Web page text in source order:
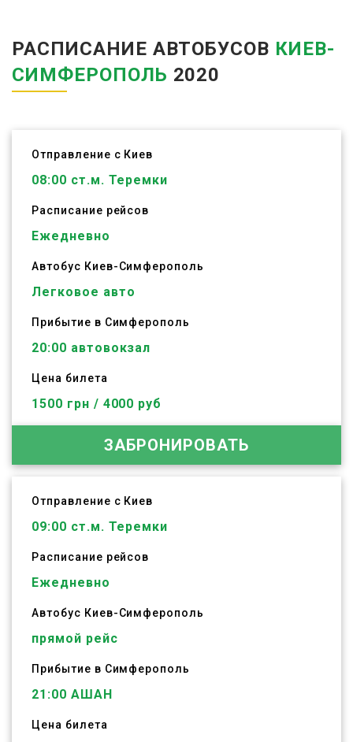
РАСПИСАНИЕ АВТОБУСОВ КИЕВ-
СИМФЕРОПОЛЬ 2020
Отправление с Киев
08:00 ст.м. Теремки
Расписание рейсов
Ежедневно
Автобус Киев-Симферополь
Легковое авто
Прибытие в Симферополь
20:00 автовокзал
Цена билета
1500 грн / 4000 руб
ЗАБРОНИРОВАТЬ
Отправление с Киев
09:00 ст.м. Теремки
Расписание рейсов
Ежедневно
Автобус Киев-Симферополь
прямой рейс
Прибытие в Симферополь
21:00 АШАН
Цена билета